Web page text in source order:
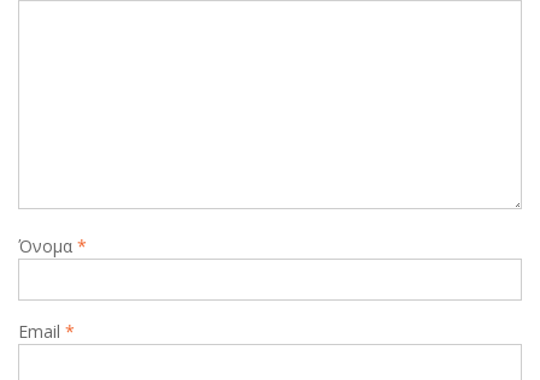
Όνομα *
Email *